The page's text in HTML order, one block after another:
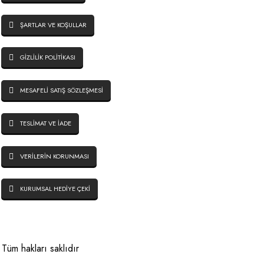
ŞARTLAR VE KOŞULLAR
GİZLİLİK POLİTİKASI
MESAFELİ SATIŞ SÖZLEŞMESİ
TESLİMAT VE İADE
VERİLERİN KORUNMASI
KURUMSAL HEDİYE ÇEKİ
hakları saklıdır